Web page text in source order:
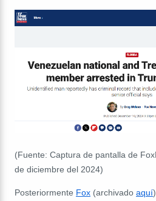
(Fuente: Captura de pantalla de
de diciembre del 2024)
Posteriormente Fox (archivado aquí